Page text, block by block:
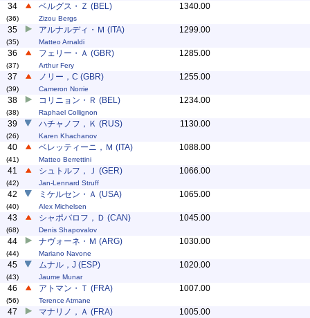
34
(36)
ベルグス・Ｚ (BEL)
Zizou Bergs
1340.00
35
(35)
アルナルディ・Ｍ (ITA)
Matteo Arnaldi
1299.00
36
(37)
フェリー・Ａ (GBR)
Arthur Fery
1285.00
37
(39)
ノリー，C (GBR)
Cameron Norrie
1255.00
38
(38)
コリニョン・Ｒ (BEL)
Raphael Collignon
1234.00
39
(26)
ハチャノフ，Ｋ (RUS)
Karen Khachanov
1130.00
40
(41)
ベレッティーニ，Ｍ (ITA)
Matteo Berrettini
1088.00
41
(42)
シュトルフ，Ｊ (GER)
Jan-Lennard Struff
1066.00
42
(40)
ミケルセン・Ａ (USA)
Alex Michelsen
1065.00
43
(68)
シャポバロフ，Ｄ (CAN)
Denis Shapovalov
1045.00
44
(44)
ナヴォーネ・Ｍ (ARG)
Mariano Navone
1030.00
45
(43)
ムナル，J (ESP)
Jaume Munar
1020.00
46
(56)
アトマン・Ｔ (FRA)
Terence Atmane
1007.00
47 マナリノ，Ａ (FRA) 1005.00